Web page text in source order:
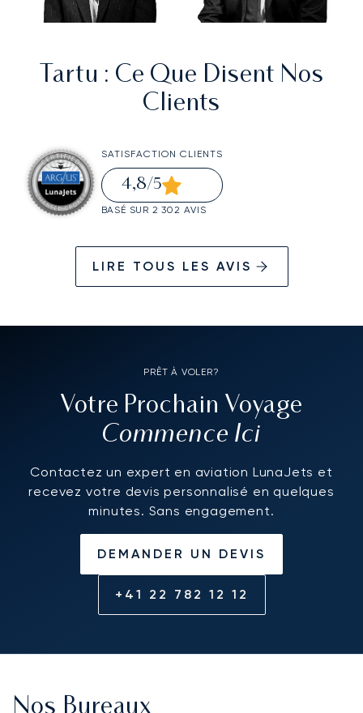
Tartu : Ce Que Disent Nos
Clients
SATISFACTION CLIENTS
4,8/5
BASÉ SUR 2 302 AVIS
LIRE TOUS LES AVIS
PRÊT À VOLER?
Votre Prochain Voyage
Commence Ici
Contactez un expert en aviation LunaJets et
recevez votre devis personnalisé en quelques
minutes. Sans engagement.
DEMANDER UN DEVIS
+41 22 782 12 12
Nos Bureaux